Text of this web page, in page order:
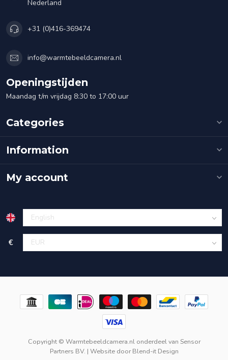
Nederland
+31 (0)416-369474
info@warmtebeeldcamera.nl
Openingstijden
Maandag t/m vrijdag 8:30 to 17:00 uur
Categories
Information
My account
€
Copyright © Warmtebeeldcamera.nl onderdeel van Sensor
Partners BV. | Website doorBlend-it Design